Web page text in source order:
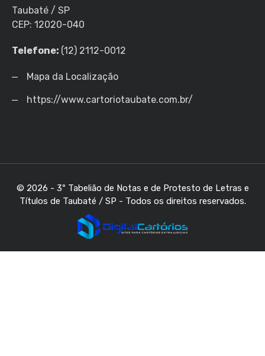
Taubaté / SP
CEP: 12020-040
Telefone: (12) 2112-0012
Mapa da Localização
https://www.cartoriotaubate.com.br/
© 2026 - 3º Tabelião de Notas e de Protesto de Letras e
Títulos de Taubaté / SP - Todos os direitos reservados.